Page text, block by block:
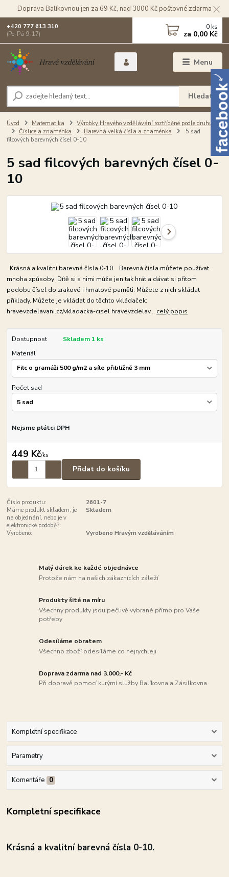
Doprava Balíkovnou jen za 69 Kč, nad 3000 Kč poštovné zdarma
Menu
Hledat
+420 777 613 310
(Po-Pá 9-17)
0 ks
za 0,00 Kč
Úvod Matematika
Výrobky Hravého vzdělávání roztříděné podle druhu
Číslice a znaménka
Barevná velká čísla a znaménka
5 sad
filcových barevných čísel 0-10
5 sad filcových barevných čísel 0-
10
Krásná a kvalitní barevná čísla 0-10. Barevná čísla můžete používat
mnoha způsoby: Dítě si s nimi může jen tak hrát a dávat si přitom
podobu čísel do zrakové i hmatové paměti. Můžete z nich skládat
příklady. Můžete je vkládat do těchto vkládaček:
hravevzdelavani.cz/vkladacka-cisel hravevzdelav... celý popis
Dostupnost
Skladem 1 ks
Materiál
Počet sad
Nejsme plátci DPH
449 Kč/ks
Přidat do košíku
Číslo produktu:
2601-7
Máme produkt skladem, je
na objednání, nebo je v
elektronické podobě?:
Skladem
Vyrobeno: Vyrobeno Hravým vzděláváním
Malý dárek ke každé objednávce
Protože nám na našich zákaznících záleží
Produkty šité na míru
Všechny produkty jsou pečlivě vybrané přímo pro Vaše
potřeby
Odesíláme obratem
Všechno zboží odesíláme co nejrychleji
Doprava zdarma nad 3.000,- Kč
Při dopravě pomocí kurýrní služby Balíkovna a Zásilkovna
Kompletní specifikace
Parametry
Komentáře 0
Kompletní specifikace
Krásná a kvalitní barevná čísla 0-10.